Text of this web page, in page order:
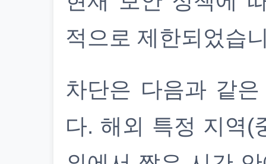
적으로 제한되었습
차단은 다음과 같
다. 해외 특정 지역(